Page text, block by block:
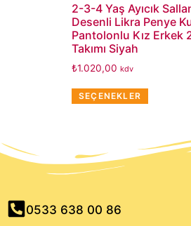
2-3-4 Yaş Ayıcık
Desenli Likra Penye
Pantolonlu Kız Erkek
Takımı Siyah
₺1.020,00 kdv
SEÇENEKLER
0533 638 00 86